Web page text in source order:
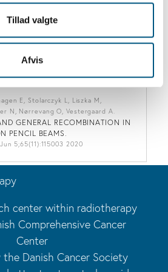
Tillad valgte
Afvis
TOMOGRAPHY-BASED
EXTERNAL BEAM
2018 Dec 20;9:14-20 2018
E, Stolarczyk L, Liszka M,
N, Nørrevang O, Vestergaard A.
GENERAL RECOMBINATION IN
PENCIL BEAMS.
5;65(11):115003 2020
center within radiotherapy
Comprehensive Cancer
Center
Danish Cancer Society